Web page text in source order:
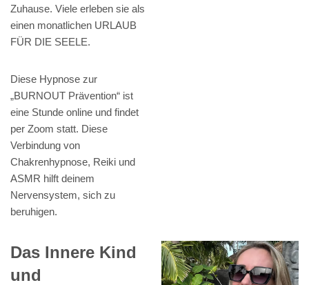
Zuhause. Viele erleben sie als
einen monatlichen URLAUB
FÜR DIE SEELE.
Diese Hypnose zur
„BURNOUT Prävention“ ist
eine Stunde online und findet
per Zoom statt. Diese
Verbindung von
Chakrenhypnose, Reiki und
ASMR hilft deinem
Nervensystem, sich zu
beruhigen.
Das Innere Kind
und